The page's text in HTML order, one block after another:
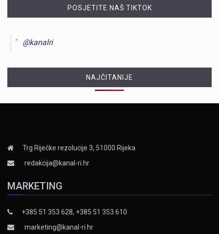
POSJETITE NAŠ TIKTOK
@kanalri
NAJČITANIJE
Trg Riječke rezolucije 3, 51000 Rijeka
redakcija@kanal-ri.hr
MARKETING
+385 51 353 628, +385 51 353 610
marketing@kanal-ri.hr